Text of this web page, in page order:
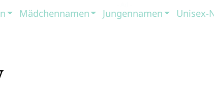
Mädchennamen Jungennamen Unisex-